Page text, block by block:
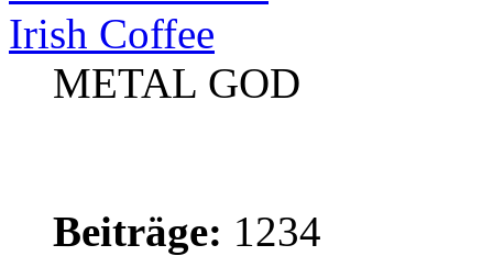
Irish Coffee
METAL GOD
Beiträge: 1234